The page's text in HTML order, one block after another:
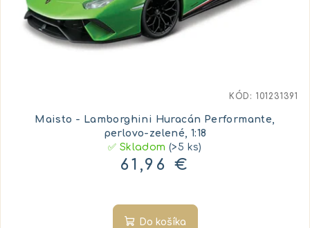
Maisto - Lamborghini Huracán Performante,
perlovo-zelené, 1:18
✅ Skladom(>5 ks)
61,96 €
Do košíka
KÓD: 101231391